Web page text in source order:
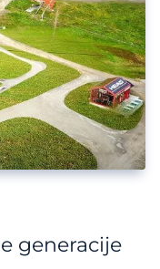
generacije